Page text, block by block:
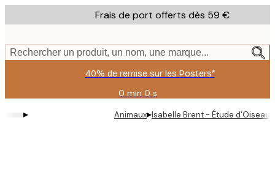
to
content.
Frais de port offerts dès 59 €
Rechercher un produit, un nom, une marque...
40% de remise sur les Posters*
0 min 0 s
Valable
jusqu'au
:
▸ Animaux▸Isabelle Brent - Étude